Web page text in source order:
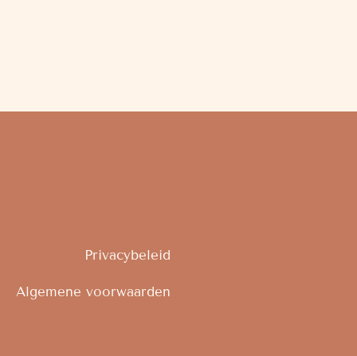
Privacybeleid
Algemene voorwaarden